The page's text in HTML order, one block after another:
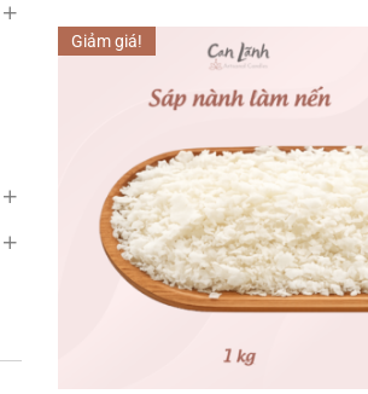
Giảm giá!